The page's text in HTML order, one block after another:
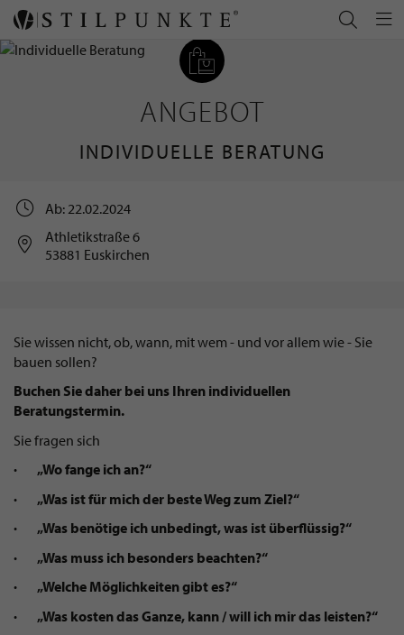
ANGEBOT
INDIVIDUELLE BERATUNG
Ab: 22.02.2024
Athletikstraße 6
53881 Euskirchen
Sie wissen nicht, ob, wann, mit wem - und vor allem wie - Sie
bauen sollen?
Buchen Sie daher bei uns Ihren individuellen
Beratungstermin.
Sie fragen sich
· „Wo fange ich an?“
· „Was ist für mich der beste Weg zum Ziel?“
· „Was benötige ich unbedingt, was ist überflüssig?“
· „Was muss ich besonders beachten?“
· „Welche Möglichkeiten gibt es?“
· „Was kosten das Ganze, kann / will ich mir das leisten?“